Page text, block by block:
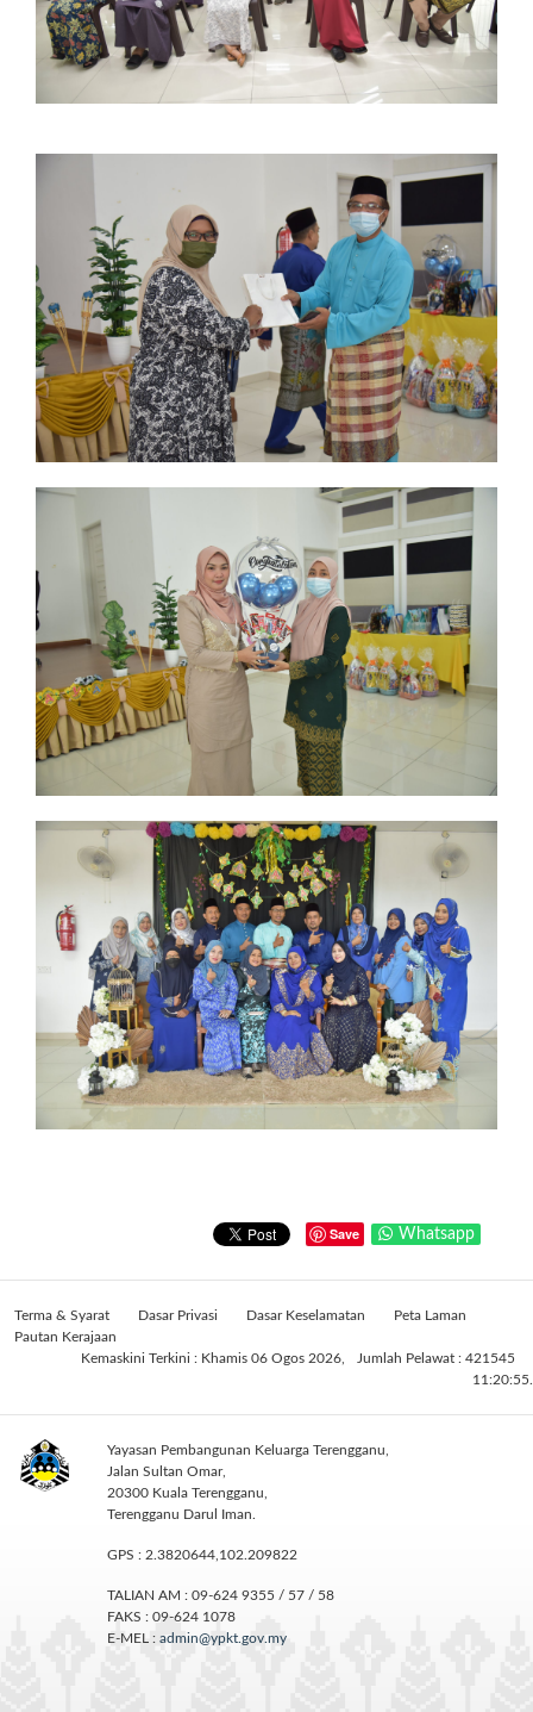
Save Whatsapp
Terma & Syarat Dasar Privasi Dasar Keselamatan
Peta Laman
Pautan Kerajaan
Jumlah Pelawat : 421545
Kemaskini Terkini : Khamis 06 Ogos 2026,
11:20:55.
Yayasan Pembangunan Keluarga Terengganu,
Jalan Sultan Omar,
20300 Kuala Terengganu,
Terengganu Darul Iman.
GPS : 2.3820644,102.209822
TALIAN AM : 09-624 9355 / 57 / 58
FAKS : 09-624 1078
E-MEL : admin@ypkt.gov.my